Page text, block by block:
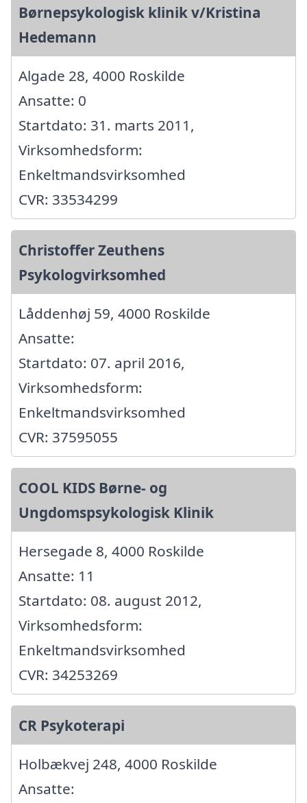
Børnepsykologisk klinik v/Kristina
Hedemann
Algade 28, 4000 Roskilde
Ansatte: 0
Startdato: 31. marts 2011,
Virksomhedsform:
Enkeltmandsvirksomhed
CVR: 33534299
Christoffer Zeuthens
Psykologvirksomhed
Låddenhøj 59, 4000 Roskilde
Ansatte:
Startdato: 07. april 2016,
Virksomhedsform:
Enkeltmandsvirksomhed
CVR: 37595055
COOL KIDS Børne- og
Ungdomspsykologisk Klinik
Hersegade 8, 4000 Roskilde
Ansatte: 11
Startdato: 08. august 2012,
Virksomhedsform:
Enkeltmandsvirksomhed
CVR: 34253269
CR Psykoterapi
Holbækvej 248, 4000 Roskilde
Ansatte: